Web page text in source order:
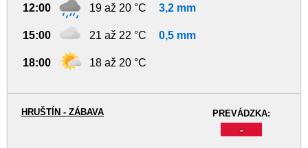
12:00 19 až 20 °C 3,2 mm
15:00 21 až 22 °C 0,5 mm
18:00 18 až 20 °C
PREVÁDZKA:
-
HRUŠTÍN - ZÁBAVA